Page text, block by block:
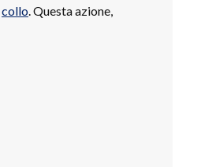
collo. Questa azione,